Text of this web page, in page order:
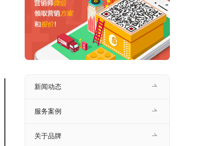
新闻动态
服务案例
关于品牌